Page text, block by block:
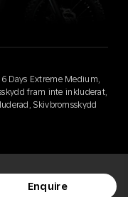
Days Extreme Medium,
fram inte inkluderat,
Skivbromsskydd
Enquire